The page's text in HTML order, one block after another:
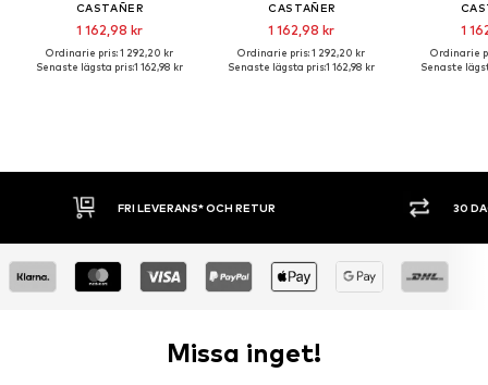
CASTAÑER
1 162,98 kr
Ordinarie pris: 1 292,20 kr
Senaste lägsta pris:1 162,98 kr
CASTAÑER
1 162,98 kr
Ordinarie pris: 1 292,20 kr
Senaste lägsta pris:1 162,98 kr
1
Ordinarie
Senaste
FRI LEVERANS* OCH RETUR 30 DAGARS ÖPPET KÖP
Missa inget!